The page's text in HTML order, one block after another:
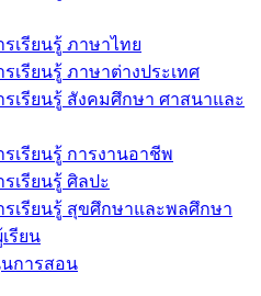
เรียนรู้ ภาษาไทย
เรียนรู้ ภาษาต่างประเทศ
เรียนรู้ สังคมศึกษา ศาสนาและ
เรียนรู้ การงานอาชีพ
เรียนรู้ ศิลปะ
รเรียนรู้ สุขศึกษาและพลศึกษา
รียน
การสอน